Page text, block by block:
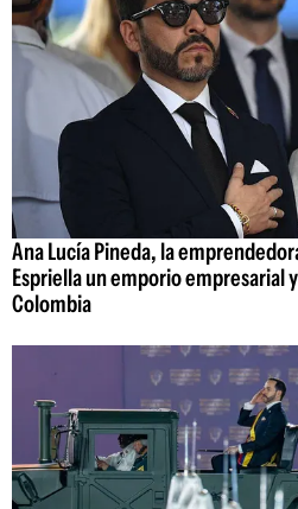
Ana Lucía Pineda, la
Espriella un emporio empresarial
Colombia